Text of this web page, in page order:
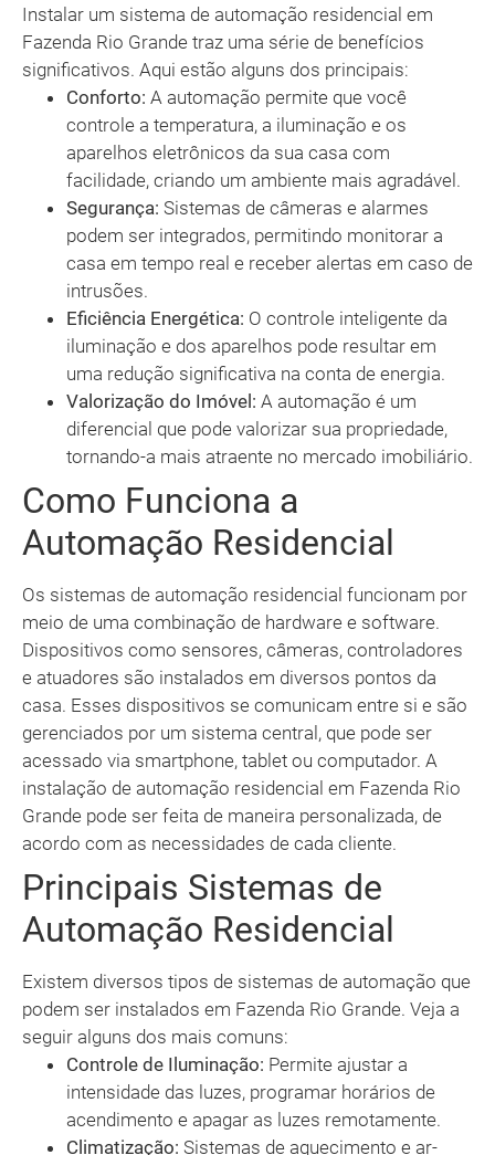
Instalar um sistema de automação residencial em
Fazenda Rio Grande traz uma série de benefícios
significativos. Aqui estão alguns dos principais:
Conforto: A automação permite que você
controle a temperatura, a iluminação e os
aparelhos eletrônicos da sua casa com
facilidade, criando um ambiente mais agradável.
Segurança: Sistemas de câmeras e alarmes
podem ser integrados, permitindo monitorar a
casa em tempo real e receber alertas em caso de
intrusões.
Eficiência Energética: O controle inteligente da
iluminação e dos aparelhos pode resultar em
uma redução significativa na conta de energia.
Valorização do Imóvel: A automação é um
diferencial que pode valorizar sua propriedade,
tornando-a mais atraente no mercado imobiliário.
Como Funciona a
Automação Residencial
Os sistemas de automação residencial funcionam por
meio de uma combinação de hardware e software.
Dispositivos como sensores, câmeras, controladores
e atuadores são instalados em diversos pontos da
casa. Esses dispositivos se comunicam entre si e são
gerenciados por um sistema central, que pode ser
acessado via smartphone, tablet ou computador. A
instalação de automação residencial em Fazenda Rio
Grande pode ser feita de maneira personalizada, de
acordo com as necessidades de cada cliente.
Principais Sistemas de
Automação Residencial
Existem diversos tipos de sistemas de automação que
podem ser instalados em Fazenda Rio Grande. Veja a
seguir alguns dos mais comuns:
Controle de Iluminação: Permite ajustar a
intensidade das luzes, programar horários de
acendimento e apagar as luzes remotamente.
Climatização: Sistemas de aquecimento e ar-